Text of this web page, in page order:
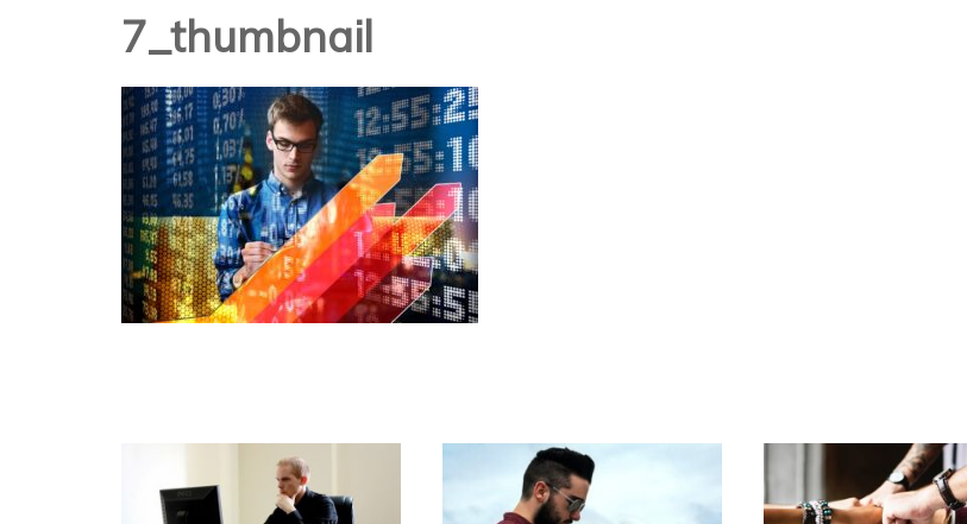
7_thumbnail
Navigation